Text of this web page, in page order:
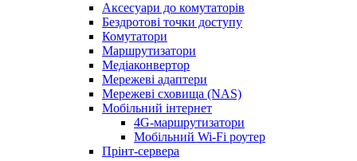
Аксесуари до комутаторів
Бездротові точки доступу
Комутатори
Маршрутизатори
Медіаконвертор
Мережеві адаптери
Мережеві сховища (NAS)
Мобільний інтернет
4G-маршрутизатори
Мобільний Wi-Fi роутер
Прінт-сервера